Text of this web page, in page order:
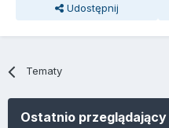
Udostępnij
Tematy
Ostatnio przeglądający